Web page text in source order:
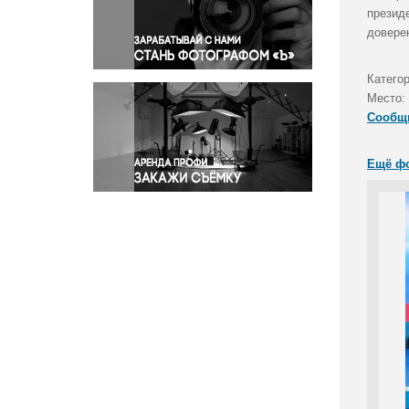
Правосудие
Происшествия и конфликты
Религия
Светская жизнь
Спорт
Экология
Экономика и бизнес
Место:
Ещё